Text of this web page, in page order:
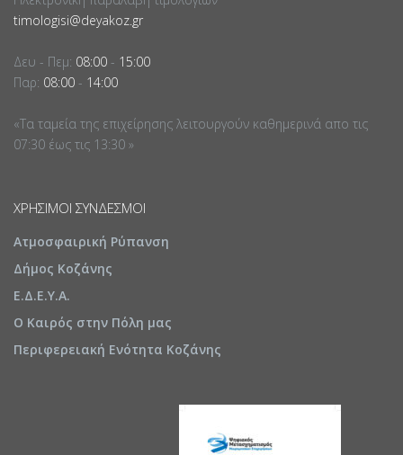
timologisi@deyakoz.gr
Δευ - Πεμ: 08:00 - 15:00
Παρ: 08:00 - 14:00
«Τα ταμεία της επιχείρησης λειτουργούν καθημερινά απο τις
07:30 έως τις 13:30 »
ΧΡΉΣΙΜΟΙ ΣΎΝΔΕΣΜΟΙ
Ατμοσφαιρική Ρύπανση
Δήμος Κοζάνης
Ε.Δ.Ε.Υ.Α.
Ο Καιρός στην Πόλη μας
Περιφερειακή Ενότητα Κοζάνης